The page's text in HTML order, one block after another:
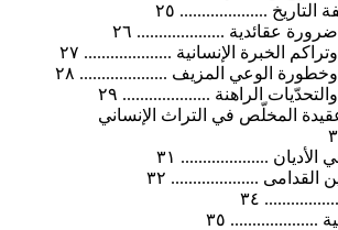
.................... ٢٥
.................... ٢٦
الإنسانية .................... ٢٧
الوعي المزيف .................... ٢٨
الراهنة .................... ٢٩
في التراث الإنساني
.................... ٣١
.................... ٣٢
٣٤
٣٥